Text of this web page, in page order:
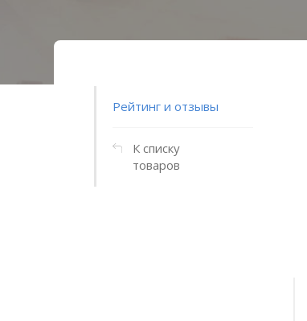
Рейтинг и отзывы
К списку
товаров